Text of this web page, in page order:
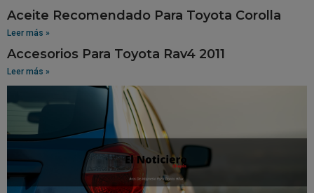
Aceite Recomendado Para Toyota Corolla
Leer más »
Accesorios Para Toyota Rav4 2011
Leer más »